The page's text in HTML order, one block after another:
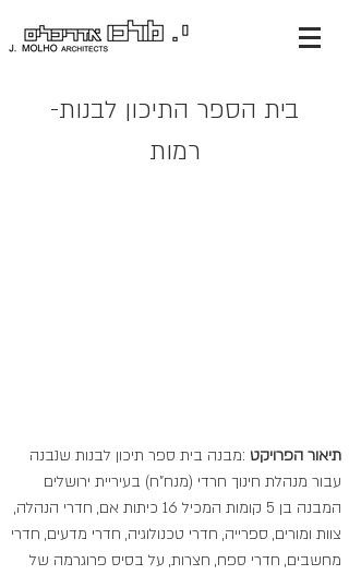
בית הספר התיכון לבנות-
רמות
תיאור הפרויקט :מבנה בית ספר תיכון לבנות שנבנה
עבור מנהלת חינוך חרדי (מנח"ח) בעיריית ירושלים
המבנה בן 5 קומות המכיל 16 כיתות אם, חדרי הנהלה,
צוות ומורים, ספרייה, חדרי טכנולוגיה, חדרי מדעים, חדרי
מחשבים, חדרי ספח, חצרות, על בסיס פרוגרמה של